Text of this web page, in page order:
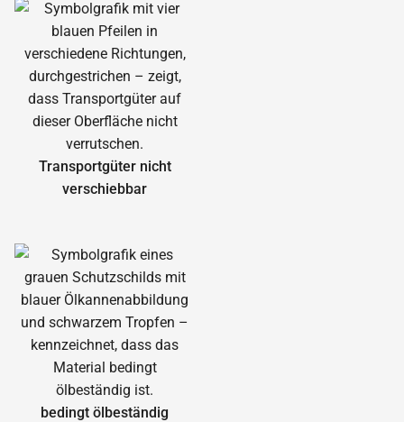
Transportgüter nicht
verschiebbar
bedingt ölbeständig